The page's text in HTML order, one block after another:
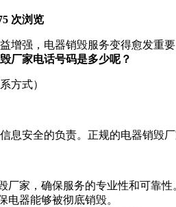
次浏览
增强，电器销毁服务变得愈发
厂家电话号码是多少呢？
息安全的负责。正规的电器销毁
厂家，确保服务的专业性和可靠性
电器能够被彻底销毁。